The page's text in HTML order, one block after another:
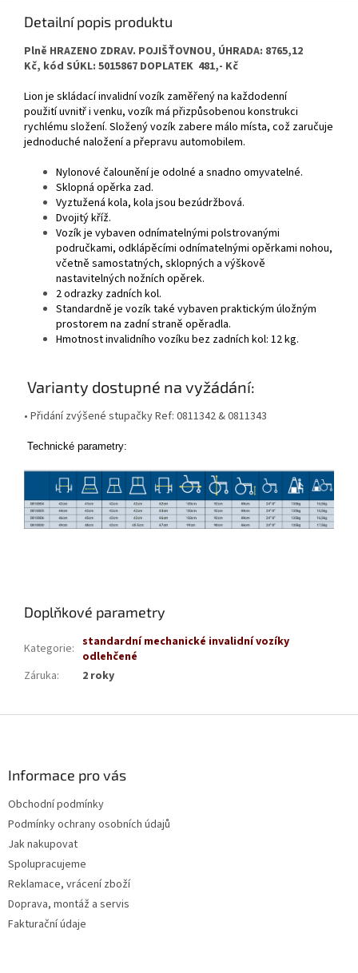
Detailní popis produktu
Plně HRAZENO ZDRAV. POJIŠŤOVNOU, ÚHRADA: 8765,12
Kč, kód SÚKL: 5015867 DOPLATEK 481,- Kč
Lion je skládací invalidní vozík zaměřený na každodenní
použití uvnitř i venku, vozík má přizpůsobenou konstrukci
rychlému složení. Složený vozík zabere málo místa, což zaručuje
jednoduché naložení a přepravu automobilem.
Nylonové čalounění je odolné a snadno omyvatelné.
Sklopná opěrka zad.
Vyztužená kola, kola jsou bezúdržbová.
Dvojitý kříž.
Vozík je vybaven odnímatelnými polstrovanými
područkami, odklápěcími odnímatelnými opěrkami nohou,
včetně samostatných, sklopných a výškově
nastavitelných nožních opěrek.
2 odrazky zadních kol.
Standardně je vozík také vybaven praktickým úložným
prostorem na zadní straně opěradla.
Hmotnost invalidního vozíku bez zadních kol: 12 kg.
Varianty dostupné na vyžádání:
• Přidání zvýšené stupačky Ref: 0811342 & 0811343
Technické parametry:
Doplňkové parametry
Kategorie: standardní mechanické invalidní vozíky
odlehčené
Záruka: 2 roky
Informace pro vás
Obchodní podmínky
Podmínky ochrany osobních údajů
Jak nakupovat
Spolupracujeme
Reklamace, vrácení zboží
Doprava, montáž a servis
Fakturační údaje